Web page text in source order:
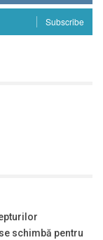
Subscribe
schimbă pentru